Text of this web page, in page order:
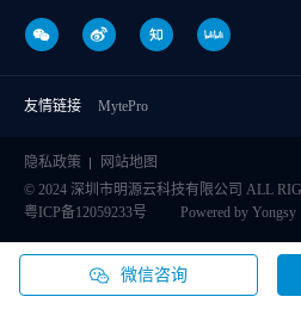
友情链接 MytePro
© 2024 深圳市明源云科技有限公司 ALL
粤ICP备12059233号
Powered by Yongsy
隐私政策 网站地图
微信咨询